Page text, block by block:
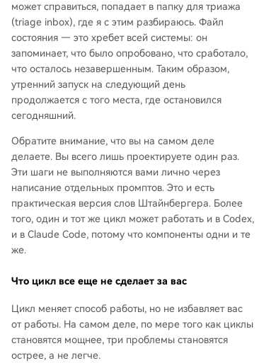
может справиться, попадает в папку для триажа
(triage inbox), где я с этим разбираюсь. Файл
состояния — это хребет всей системы: он
запоминает, что было опробовано, что сработало,
что осталось незавершенным. Таким образом,
утренний запуск на следующий день
продолжается с того места, где остановился
сегодняшний.
Обратите внимание, что вы на самом деле
делаете. Вы всего лишь проектируете один раз.
Эти шаги не выполняются вами лично через
написание отдельных промптов. Это и есть
практическая версия слов Штайнбергера. Более
того, один и тот же цикл может работать и в Codex,
и в Claude Code, потому что компоненты одни и те
же.
Что цикл все еще не сделает за вас
Цикл меняет способ работы, но не избавляет вас
от работы. На самом деле, по мере того как циклы
становятся мощнее, три проблемы становятся
острее, а не легче.